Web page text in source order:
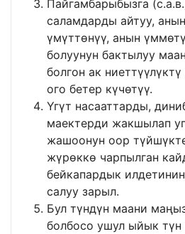
Пайгамбарыбызга
саламдарды айтуу,
үмүттөнүү, анын
болуунун бактылуу
болгон ак
ого бетер күчөтүү.
Үгүт насааттарды,
маектерди жакшылап
жашоонун оор
жүрөккө чарпылган
бейкапардык
салуу зарыл.
Бул түндүн маани
болбосо ушул ыйык түн